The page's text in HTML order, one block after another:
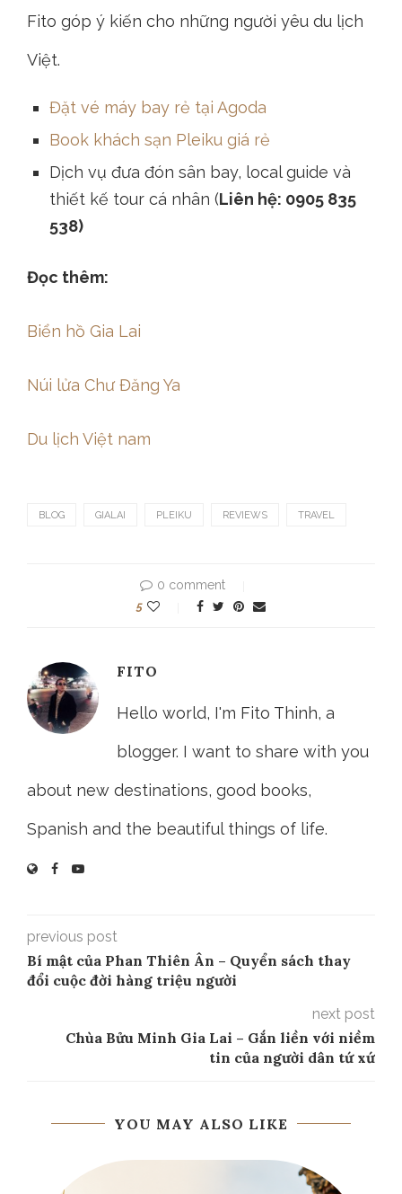
Fito góp ý kiến cho những người yêu du lịch
Việt.
Đặt vé máy bay rẻ tại Agoda
Book khách sạn Pleiku giá rẻ
Dịch vụ đưa đón sân bay, local guide và
thiết kế tour cá nhân (Liên hệ: 0905 835
538)
Đọc thêm:
Biển hồ Gia Lai
Núi lửa Chư Đăng Ya
Du lịch Việt nam
BLOG GIALAI PLEIKU REVIEWS TRAVEL
0 comment
5
FITO
Hello world, I'm Fito Thinh, a
blogger. I want to share with you
about new destinations, good books,
Spanish and the beautiful things of life.
previous post
Bí mật của Phan Thiên Ân – Quyển sách thay
đổi cuộc đời hàng triệu người
next post
Chùa Bửu Minh Gia Lai – Gắn liền với niềm
tin của người dân tứ xứ
YOU MAY ALSO LIKE